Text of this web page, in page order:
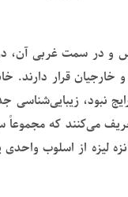
و در سمت غربی آن، در
قرار دارند.
نبود،
می‌کنند که مجموعاً
لیزه از اسلوب